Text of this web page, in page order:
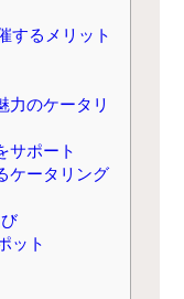
するメリット
力のケータリ
サポート
ケータリング
ット